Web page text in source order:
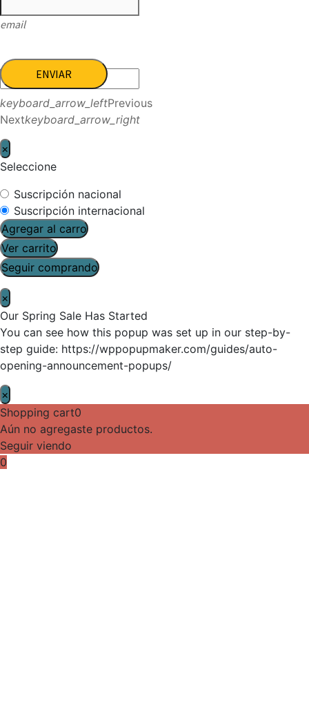
email
ENVIAR
keyboard_arrow_leftPrevious
Nextkeyboard_arrow_right
×
Seleccione
Suscripción nacional
Suscripción internacional
Agregar al carro
Ver carrito
Seguir comprando
×
Our Spring Sale Has Started
You can see how this popup was set up in our step-by-
step guide: https://wppopupmaker.com/guides/auto-
opening-announcement-popups/
×
Shopping cart0
Aún no agregaste productos.
Seguir viendo
0